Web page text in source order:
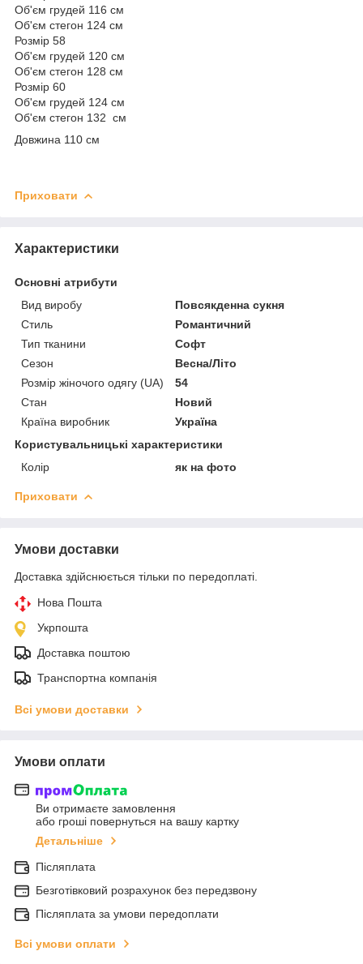
Об'єм грудей 116 см
Об'єм стегон 124 см
Розмір 58
Об'єм грудей 120 см
Об'єм стегон 128 см
Розмір 60
Об'єм грудей 124 см
Об'єм стегон 132 см
Довжина 110 см
Приховати
Характеристики
Основні атрибути
Вид виробу
Повсякденна сукня
Стиль
Романтичний
Тип тканини
Софт
Сезон
Весна/Літо
Розмір жіночого одягу (UA)
54
Стан
Новий
Країна виробник
Україна
Користувальницькі характеристики
Колір
як на фото
Приховати
Умови доставки
Доставка здійснюється тільки по передоплаті.
Нова Пошта
Укрпошта
Доставка поштою
Транспортна компанія
Всі умови доставки
Умови оплати
Ви отримаєте замовлення
або гроші повернуться на вашу картку
Детальніше
Післяплата
Безготівковий розрахунок без передзвону
Післяплата за умови передоплати
Всі умови оплати